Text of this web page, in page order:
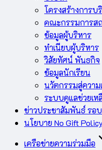
โครงสร้างการบ
คณะกรรมการส
ข้อมูลผู้บริหาร
ทำเนียบผู้บริหาร
วิสัยทัศน์ พันธกิจ
ข้อมูลนักเรียน
นวัตกรรมสู่ความ
ระบบดูแลช่วยเห
ข่าวประชาสัมพันธ์ รอบ
นโยบาย No Gift
เครือข่ายความร่วมมือ